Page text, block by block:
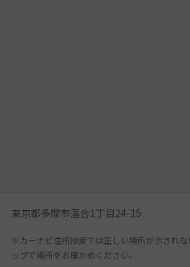
東京都多摩市落合1丁目24-15
※カーナビ住所検索では正しい場所が示され
ップで場所をお確かめください。